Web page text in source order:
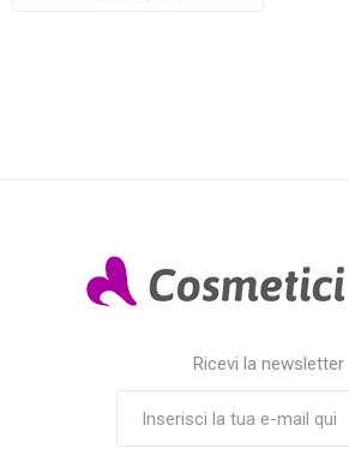
Ricevi la newsletter